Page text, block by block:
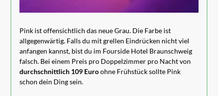
Pink ist offensichtlich das neue Grau. Die Farbe ist
allgegenwärtig. Falls du mit grellen Eindrücken nicht viel
anfangen kannst, bist du im Fourside Hotel Braunschweig
falsch. Bei einem Preis pro Doppelzimmer pro Nacht von
durchschnittlich 109 Euroohne Frühstück sollte Pink
schon dein Ding sein.